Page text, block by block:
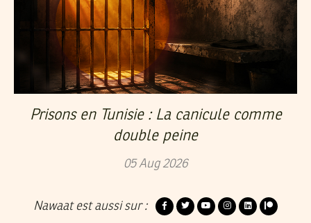
Prisons en Tunisie : La canicule comme
double peine
05 Aug 2026
Nawaat est aussi sur :